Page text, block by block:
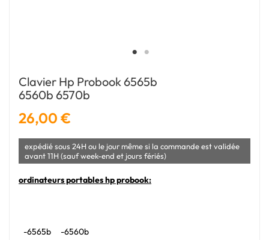
Clavier Hp Probook 6565b
6560b 6570b
26,00 €
expédié sous 24H ou le jour même si la commande est validée
avant 11H (sauf week-end et jours fériés)
ordinateurs portables hp probook:
-6565b
-6560b